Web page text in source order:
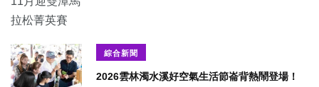
綜合新聞
2026雲林濁水溪好空氣生活節崙背熱鬧登場！